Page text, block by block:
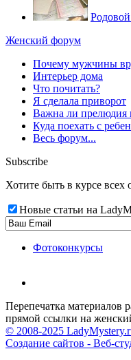
Женский форум
Почему мужчины
Интерьер дома
Что почитать?
Я сделала приворот
Важна ли прелюдия
Куда поехать с
Весь форум...
Subscribe
Хотите быть в курсе
Новые статьи на
Фотоконкурсы
Перепечатка материалов
прямой ссылки на
© 2008-2025
Создание сайтов - Веб-